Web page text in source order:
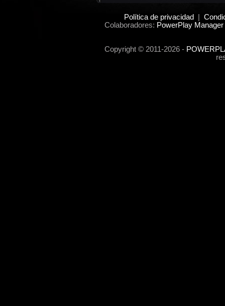
Política de privacidad
Colaboradores: PowerPlay
Copyright © 2011-2026 -